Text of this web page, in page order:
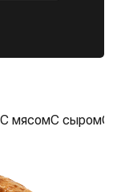
С мясомС сыромС